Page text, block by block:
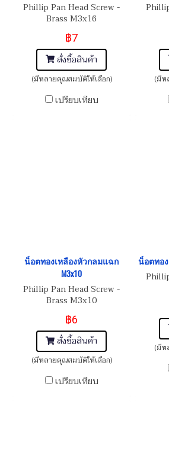
Phillip Pan Head Screw -
Brass M3x16
฿7
สั่งซื้อสินค้า
(มีหลายคุณสมบัติให้เลือก)
เปรียบเทียบ
(มีห
น็อตทองเหลืองหัวกลมแฉก
M3x10
Phillip Pan Head Screw -
Brass M3x10
฿6
สั่งซื้อสินค้า
(มีหลายคุณสมบัติให้เลือก)
เปรียบเทียบ
น็อตทอง
(มีห